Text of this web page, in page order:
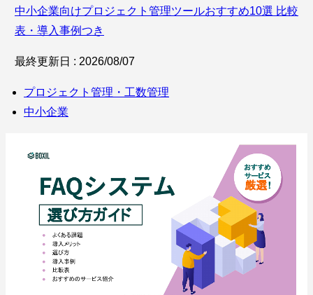
中小企業向けプロジェクト管理ツールおすすめ10選 比較
表・導入事例つき
最終更新日 : 2026/08/07
プロジェクト管理・工数管理
中小企業